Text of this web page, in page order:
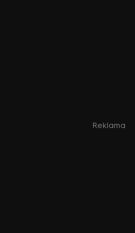
Reklama